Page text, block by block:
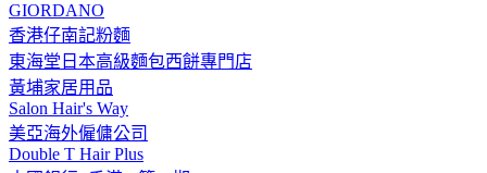
GIORDANO
香港仔南記粉麵
東海堂日本高級麵包西餅專門店
黃埔家居用品
Salon Hair's Way
美亞海外僱傭公司
Double T Hair Plus